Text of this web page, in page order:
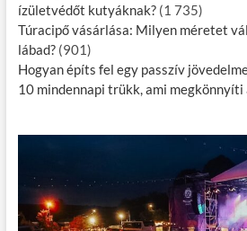
ízületvédőt kutyáknak? (1 735)
Túracipő vásárlása: Milyen méretet
lábad? (901)
Hogyan építs fel egy passzív
10 mindennapi trükk, ami megkönnyíti